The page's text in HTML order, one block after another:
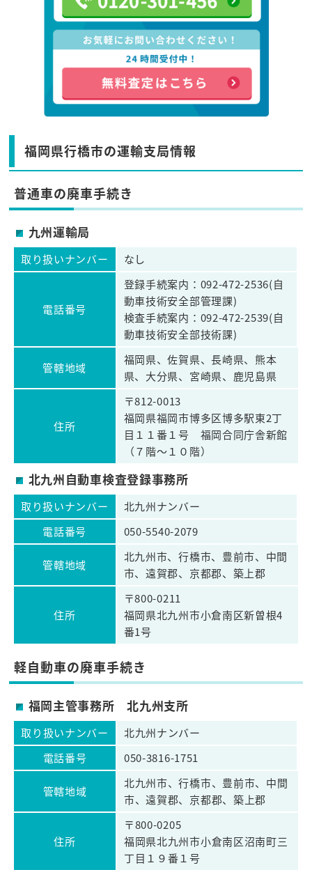
福岡県行橋市の運輸支局情報
普通車の廃車手続き
九州運輸局
取り扱いナンバー なし
電話番号
登録手続案内：092-472-2536(自
動車技術安全部管理課)
検査手続案内：092-472-2539(自
動車技術安全部技術課)
管轄地域
福岡県、佐賀県、長崎県、熊本
県、大分県、宮崎県、鹿児島県
住所
〒812-0013
福岡県福岡市博多区博多駅東2丁
目１１番１号 福岡合同庁舎新館
（７階～１０階）
北九州自動車検査登録事務所
取り扱いナンバー
北九州ナンバー
電話番号
050-5540-2079
管轄地域
北九州市、行橋市、豊前市、中間
市、遠賀郡、京都郡、築上郡
住所
〒800-0211
福岡県北九州市小倉南区新曽根4
番1号
軽自動車の廃車手続き
福岡主管事務所 北九州支所
取り扱いナンバー
北九州ナンバー
電話番号
050-3816-1751
管轄地域
北九州市、行橋市、豊前市、中間
市、遠賀郡、京都郡、築上郡
住所
〒800-0205
福岡県北九州市小倉南区沼南町三
丁目１９番１号